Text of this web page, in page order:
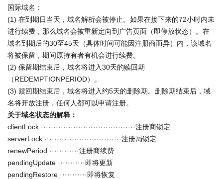
国际域名：
(1) 在到期日当天，域名解析会被停止。如果在接下来的72小时内未
进行续费，那么域名会被重新定向到广告页面（即停放状态）。在
域名到期后的30至45天（具体时间可能因注册商而异）内，该域名
将被保留，期间原持有者有机会进行续费。
(2) 保留期结束后，域名将进入30天的赎回期
（REDEMPTIONPERIOD）。
(3) 赎回期结束后，域名将进入约5天的删除期。删除期结束后，域
名将开放注册，任何人都可以申请注册。
关于域名状态的解释：
clientLock ······································注册商锁定
serverLock ·······························注册局锁定
renewPeriod ············注册商续费
pendingUpdate ···········即将更新
pendingRestore ···········即将恢复